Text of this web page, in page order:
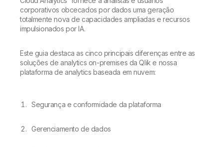
Portal do Cliente
Onboarding
Documentação do Produto
Empresa
Carreiras
Sala de Imprensa
Escritórios Globais
Qlik
Forneça melhores insights e resultados com o plano certo de
analytics.
corporativos obcecados por dados uma geração
totalmente nova de capacidades ampliadas e recursos
impulsionados por IA.
Este guia destaca as cinco principais diferenças entre as
soluções de analytics on-premises da Qlik e nossa
plataforma de analytics baseada em nuvem:
Segurança e conformidade da plataforma
Gerenciamento de dados